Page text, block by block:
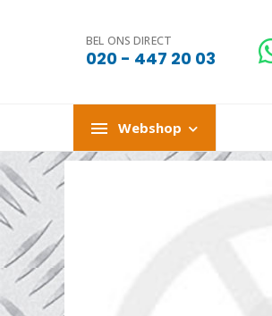
BEL ONS DIRECT
020 - 447 20 03
Webshop